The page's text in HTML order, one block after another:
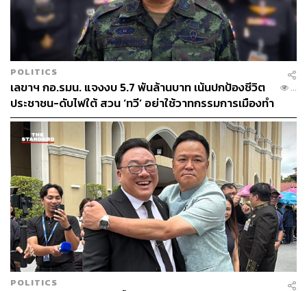
ส่วนแคนดิเดตนายกฯ จากพรรคเพื่อไทยนั้น จะทราบภายใน
วันที่ 26 กรกฎาคมนี้ โดยจะเสนอเพียงชื่อเดียวเท่านั้น แต่ต้อง
มีกระบวนการสร้างความมั่นใจก่อนการประชุมร่วมกันของ
รัฐสภาว่า แคนดิเดตคนดังกล่าวต้องได้เสียงสนับสนุนเกิน 375
ขึ้นไป ขณะที่ทางเลือกอื่นๆ ซึ่งอาจไม่มีพรรคใดพรรคหนึ่งอยู่
ในสมการนี้ ซึ่งพรรคเพื่อไทยได้รับสิทธิจากที่ประชุมร่วมให้
ไปดำเนินการและนำกลับมาปรึกษาหารือ
เมื่อผู้สื่อข่าวถามว่า ปัจจัยที่จะทำให้ไปสู่ทางเลือกที่ 3 คือ
อะไร นพ.ชลน่านตอบว่า ก็ต่อเมื่อทางเลือกที่ 1 และ 2 ไม่
สำเร็จ กรอบเวลาช้าสุดคือภายในวันที่ 25 กรกฎาคมนี้
เมื่อผู้สื่อข่าวถามถึงเงื่อนไข ‘มีเราไม่มีลุง’ ของบาง
พรรคการเมืองนั้น นพ.ชลน่านกล่าวว่า เราพยายามทำ
แนวทางที่ 1-2 ให้สำเร็จให้ได้ก่อน เรื่องอื่นเรายังไม่พูดถึง
เมื่อผู้สื่อข่าวถามถึงกรณีอาจมีการยื่นผู้ตรวจการแผ่นดิน
POLITICS
เลขาฯ กอ.รมน. แจงงบ 5.7 พันล้านบาท เน้นปกป้องชีวิต
ประชาชน-ดับไฟใต้ สวน ‘ทวี’ อย่าใช้วาทกรรมการเมืองทำ
คนทำงานเสียกำลังใจ
...
POLITICS